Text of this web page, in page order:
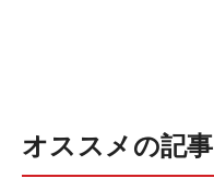
オススメの記事